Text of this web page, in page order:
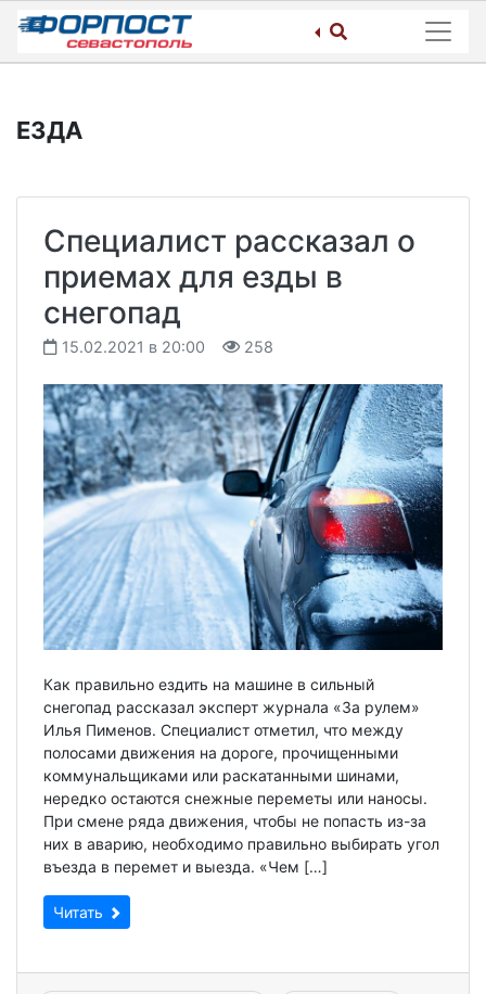
Skip
content
ЕЗДА
Специалист рассказал о
приемах для езды в
снегопад
15.02.2021 в 20:00 258
Как правильно ездить на машине в сильный
снегопад рассказал эксперт журнала «За рулем»
Илья Пименов. Специалист отметил, что между
полосами движения на дороге, прочищенными
коммунальщиками или раскатанными шинами,
нередко остаются снежные переметы или наносы.
При смене ряда движения, чтобы не попасть из-за
них в аварию, необходимо правильно выбирать угол
въезда в перемет и выезда. «Чем […]
Читать